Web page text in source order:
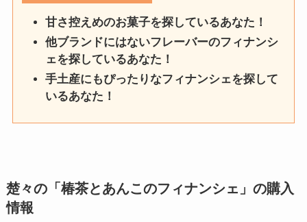
甘さ控えめのお菓子を探しているあなた！
他ブランドにはないフレーバーのフィナンシ
ェを探しているあなた！
手土産にもぴったりなフィナンシェを探して
いるあなた！
楚々の「椿茶とあんこのフィナンシェ」の購入
情報